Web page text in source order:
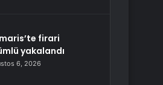
firari
yakalandı
6, 2026